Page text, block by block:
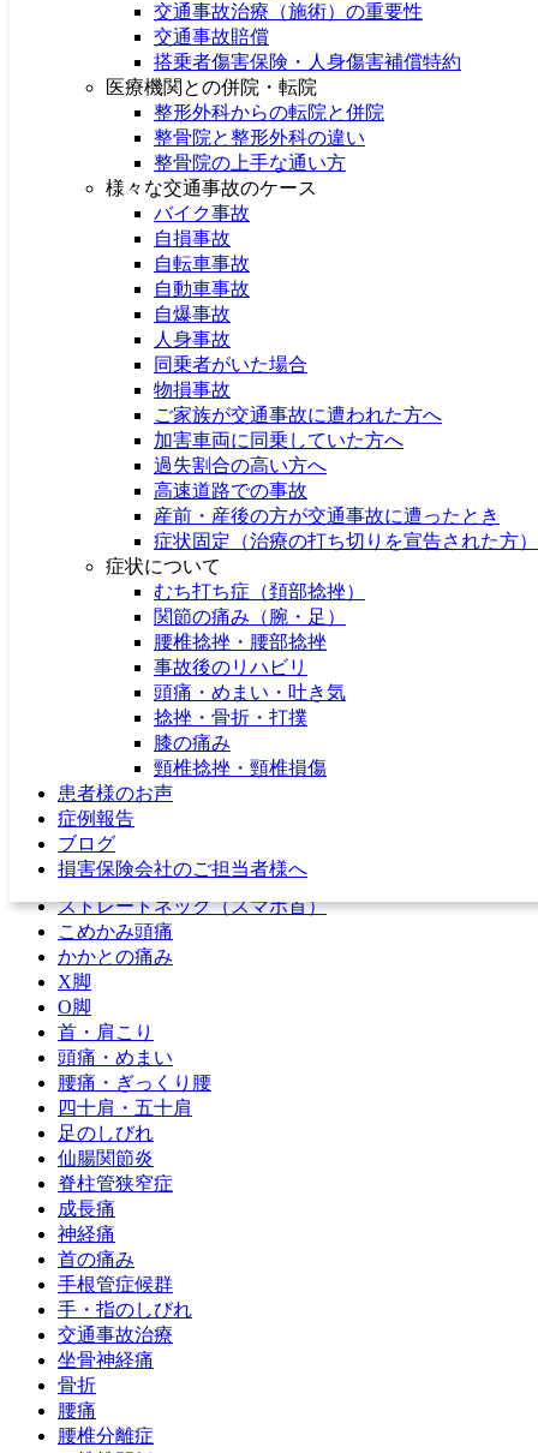
交通事故治療（施術）の重要性
交通事故賠償
搭乗者傷害保険・人身傷害補償特約
医療機関との併院・転院
整形外科からの転院と併院
整骨院と整形外科の違い
整骨院の上手な通い方
様々な交通事故のケース
バイク事故
自損事故
自転車事故
自動車事故
自爆事故
人身事故
同乗者がいた場合
物損事故
ご家族が交通事故に遭われた方へ
加害車両に同乗していた方へ
過失割合の高い方へ
高速道路での事故
産前・産後の方が交通事故に遭ったとき
症状固定（治療の打ち切りを宣告された方）
症状について
むち打ち症（頚部捻挫）
関節の痛み（腕・足）
腰椎捻挫・腰部捻挫
事故後のリハビリ
頭痛・めまい・吐き気
捻挫・骨折・打撲
膝の痛み
頸椎捻挫・頸椎損傷
患者様のお声
症例報告
ブログ
損害保険会社のご担当者様へ
頭痛
椎体圧迫骨折（いつの間にか骨折）
椎間板ヘルニア
腸脛靭帯炎（ランナー膝）
ジャンパー膝
テニス肘（外側上顆炎）
シンスプリント
シーバー病（踵骨骨端症）
ゴルフ肘（内側上顆炎）
アキレス腱炎・アキレス腱周囲炎
TFCC損傷
スポーツ障害・外傷治療
ストレートネック
胸郭出口症候群
顎の痛み
モートン病
ばね指（弾発指）
スマホ頭痛
頚椎症
ストレートネック（スマホ首）
こめかみ頭痛
かかとの痛み
X脚
O脚
首・肩こり
頭痛・めまい
腰痛・ぎっくり腰
四十肩・五十肩
足のしびれ
仙腸関節炎
脊柱管狭窄症
成長痛
神経痛
首の痛み
手根管症候群
手・指のしびれ
交通事故治療
坐骨神経痛
骨折
腰痛
腰椎分離症